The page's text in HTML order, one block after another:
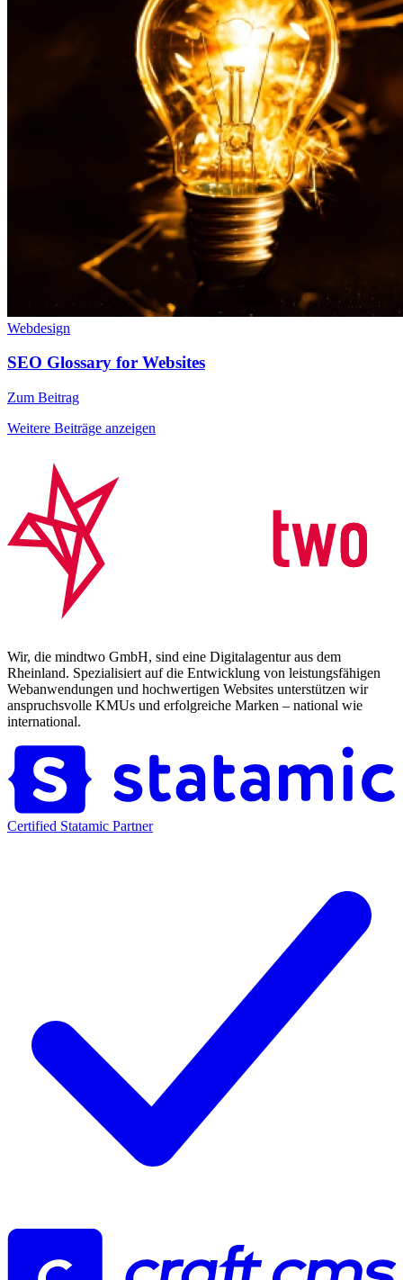
Webdesign
SEO Glossary for Websites
Zum Beitrag
Weitere Beiträge anzeigen
Wir, die mindtwo GmbH, sind eine Digitalagentur aus dem
Rheinland. Spezialisiert auf die Entwicklung von leistungsfähigen
Webanwendungen und hochwertigen Websites unterstützen wir
anspruchsvolle KMUs und erfolgreiche Marken – national wie
international.
Certified Statamic Partner